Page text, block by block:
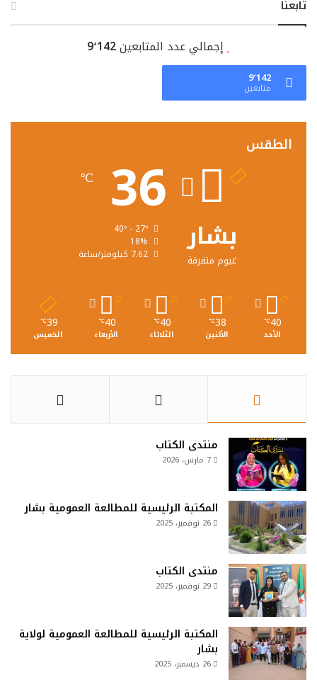
تابعنا
إجمالي عدد المتابعين9٬142
9٬142
متابعين
الطقس
بشار
غيوم متفرقة
36
℃
18%
7.62 كيلومتر/ساعة
40
℃
الأحد
38
℃
الأثنين
40
℃
الثلاثاء
40
℃
الأربعاء
39
℃
الخميس
منتدى الكتاب
7 مارس، 2026
المكتبة الرئيسية للمطالعة العمومية بشار
26 نوفمبر، 2025
منتدى الكتاب
29 نوفمبر، 2025
المكتبة الرئيسية للمطالعة العمومية لولاية
بشار
26 ديسمبر، 2025